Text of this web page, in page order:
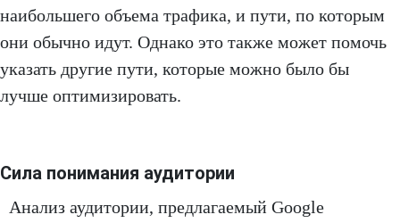
наибольшего объема трафика, и пути, по которым
они обычно идут. Однако это также может помочь
указать другие пути, которые можно было бы
лучше оптимизировать.
Сила понимания аудитории
Анализ аудитории, предлагаемый Google